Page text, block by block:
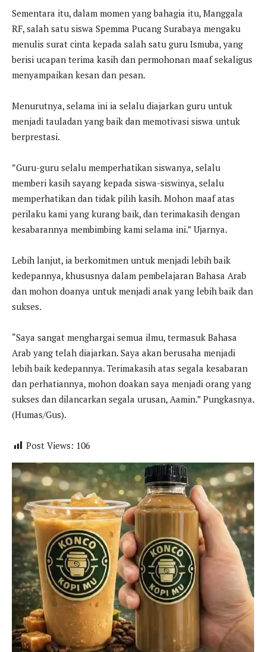
Sementara itu, dalam momen yang bahagia itu, Manggala
RF, salah satu siswa Spemma Pucang Surabaya mengaku
menulis surat cinta kepada salah satu guru Ismuba, yang
berisi ucapan terima kasih dan permohonan maaf sekaligus
menyampaikan kesan dan pesan.
Menurutnya, selama ini ia selalu diajarkan guru untuk
menjadi tauladan yang baik dan memotivasi siswa untuk
berprestasi.
”Guru-guru selalu memperhatikan siswanya, selalu
memberi kasih sayang kepada siswa-siswinya, selalu
memperhatikan dan tidak pilih kasih. Mohon maaf atas
perilaku kami yang kurang baik, dan terimakasih dengan
kesabarannya membimbing kami selama ini.” Ujarnya.
Lebih lanjut, ia berkomitmen untuk menjadi lebih baik
kedepannya, khususnya dalam pembelajaran Bahasa Arab
dan mohon doanya untuk menjadi anak yang lebih baik dan
sukses.
“Saya sangat menghargai semua ilmu, termasuk Bahasa
Arab yang telah diajarkan. Saya akan berusaha menjadi
lebih baik kedepannya. Terimakasih atas segala kesabaran
dan perhatiannya, mohon doakan saya menjadi orang yang
sukses dan dilancarkan segala urusan, Aamin.” Pungkasnya.
(Humas/Gus).
Post Views: 106